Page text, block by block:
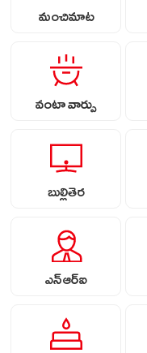
మంచిమాట
వంటా వార్పు
బుల్లితెర
ఎన్ఆర్ఐ